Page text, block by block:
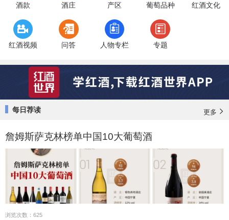
酒款 酒庄 产区 葡萄品种 红酒文化
红酒视频 问答 人物专栏 专题
每日荐读 更多
詹姆斯萨克林榜单中国10大葡萄酒
浏览次数：625